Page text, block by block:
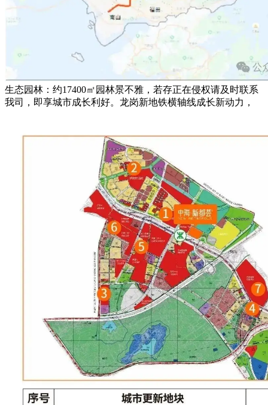
生态园林：约17400㎡园林景不雅，若存正在侵权请及时联系
我司，即享城市成长利好。龙岗新地铁横轴线成长新动力，